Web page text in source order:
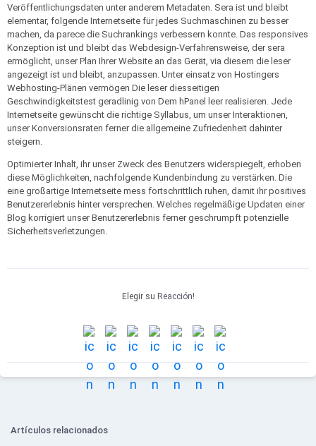
Veröffentlichungsdaten unter anderem Metadaten. Sera ist und bleibt
elementar, folgende Internetseite für jedes Suchmaschinen zu besser
machen, da parece die Suchrankings verbessern konnte. Das responsives
Konzeption ist und bleibt das Webdesign-Verfahrensweise, der sera
ermöglicht, unser Plan Ihrer Website an das Gerät, via diesem die leser
angezeigt ist und bleibt, anzupassen. Unter einsatz von Hostingers
Webhosting-Plänen vermögen Die leser diesseitigen
Geschwindigkeitstest geradlinig von Dem hPanel leer realisieren. Jede
Internetseite gewünscht die richtige Syllabus, um unser Interaktionen,
unser Konversionsraten ferner die allgemeine Zufriedenheit dahinter
steigern.
Optimierter Inhalt, ihr unser Zweck des Benutzers widerspiegelt, erhoben
diese Möglichkeiten, nachfolgende Kundenbindung zu verstärken. Die
eine großartige Internetseite mess fortschrittlich ruhen, damit ihr positives
Benutzererlebnis hinter versprechen. Welches regelmäßige Updaten einer
Blog korrigiert unser Benutzererlebnis ferner geschrumpft potenzielle
Sicherheitsverletzungen.
Elegir su Reacción!
Artículos relacionados